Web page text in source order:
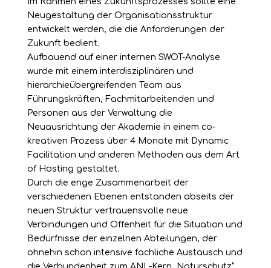
Neugestaltung der Organisationsstruktur
entwickelt werden, die die Anforderungen der
Zukunft bedient.
Aufbauend auf einer internen SWOT-Analyse
wurde mit einem interdisziplinären und
hierarchieübergreifenden Team aus
Führungskräften, Fachmitarbeitenden und
Personen aus der Verwaltung die
Neuausrichtung der Akademie in einem co-
kreativen Prozess über 4 Monate mit Dynamic
Facilitation und anderen Methoden aus dem Art
of Hosting gestaltet.
Durch die enge Zusammenarbeit der
verschiedenen Ebenen entstanden abseits der
neuen Struktur vertrauensvolle neue
Verbindungen und Offenheit für die Situation und
Bedürfnisse der einzelnen Abteilungen, der
ohnehin schon intensive fachliche Austausch und